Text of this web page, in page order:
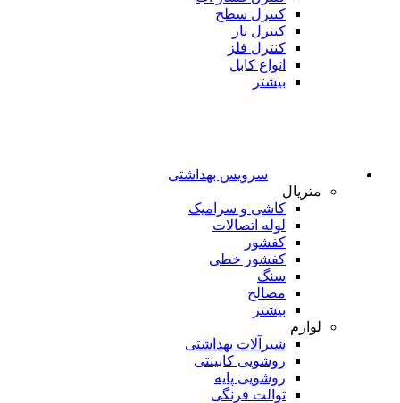
کنترل سطح
کنترل بار
کنترل فلز
انواع کابل
بیشتر
سرویس بهداشتی
متریال
کاشی و سرامیک
لوله اتصالات
کفشور
کفشور خطی
سنگ
مصالح
بیشتر
لوازم
شیرآلات بهداشتی
روشویی کابینتی
روشویی پایه
توالت فرنگی